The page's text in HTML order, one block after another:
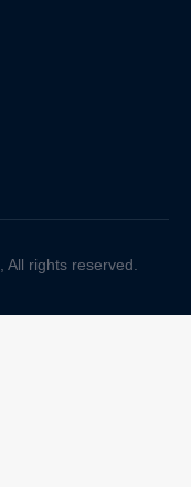
, All rights reserved.